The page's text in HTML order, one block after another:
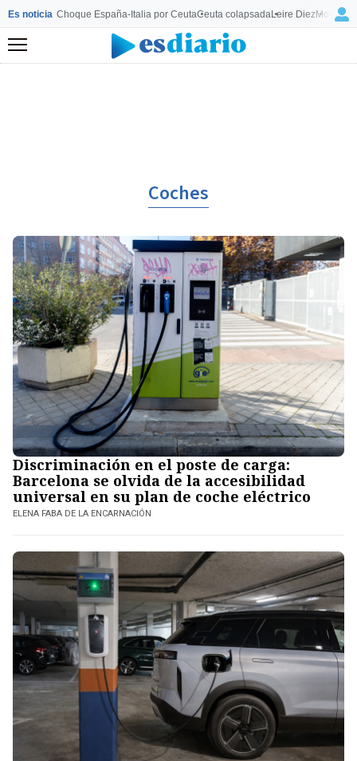
Es noticia Choque España-Italia por CeutaCeuta colapsadaLeire Diez
Menú
Coches
Discriminación en el poste de carga:
Barcelona se olvida de la accesibilidad
universal en su plan de coche eléctrico
ELENA FABA DE LA ENCARNACIÓN